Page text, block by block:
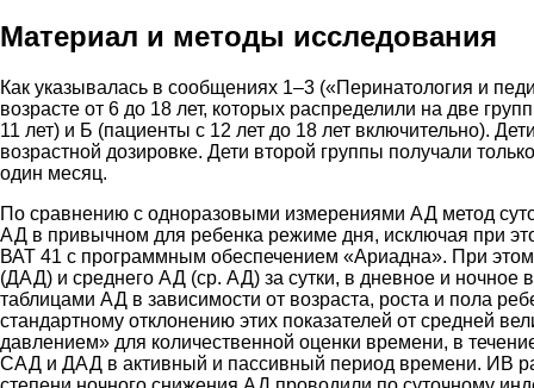
Материал и методы исследования
Как указывалась в сообщениях 1–3 («Перинатология и
возрасте от 6 до 18 лет, которых распределили на две
11 лет) и Б (пациенты с 12 лет до 18 лет включительно).
возрастной дозировке. Дети второй группы получали
один месяц.
По сравнению с одноразовыми измерениями АД метод
АД в привычном для ребенка режиме дня, исключая при
ВАТ 41 с программным обеспечением «Ариадна». При
(ДАД) и среднего АД (ср. АД) за сутки, в дневное и ночное
таблицами АД в зависимости от возраста, роста и пола
стандартному отклонению этих показателей от средней
давлением» для количественной оценки времени, в
САД и ДАД в активный и пассивный период времени. ИВ